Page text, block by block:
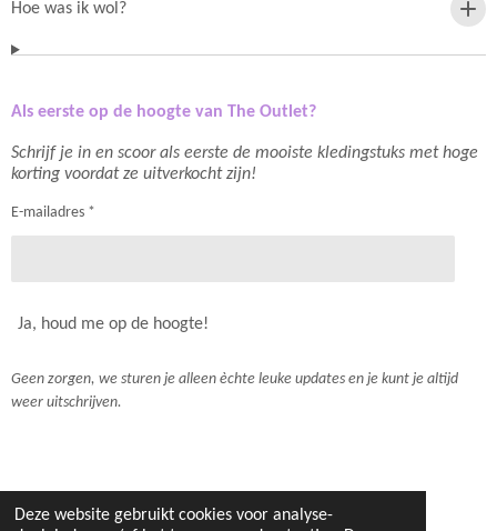
Deze website gebruikt cookies voor analyse-
Hoe was ik wol?
Als eerste op de hoogte van The Outlet?
Schrijf je in en scoor als eerste de mooiste kledingstuks met hoge
korting voordat ze uitverkocht zijn!
E-mailadres *
Ja, houd me op de hoogte!
Geen zorgen, we sturen je alleen èchte leuke updates en je kunt je altijd
weer uitschrijven.
© 2021- 2026 Lilou & Luc